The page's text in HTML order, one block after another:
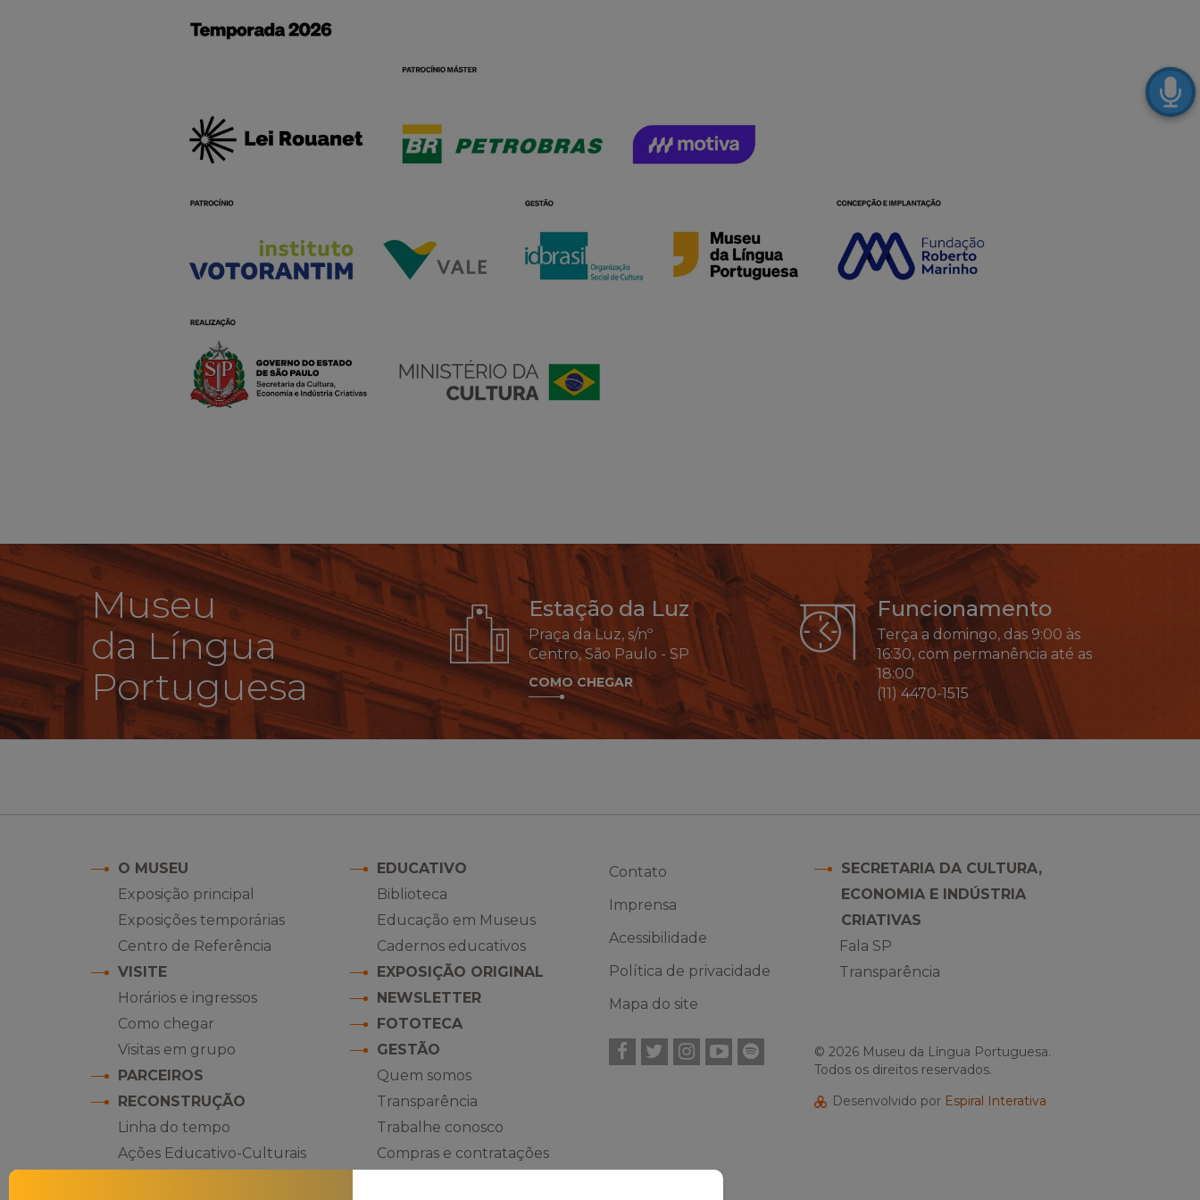
Museu
da Língua
Portuguesa
Estação da Luz
Praça da Luz, s/nº
Centro, São Paulo - SP
COMO CHEGAR
Funcionamento
Terça a domingo, das 9:00 às
16:30, com permanência até as
18:00
(11) 4470-1515
O MUSEU
Exposição principal
Exposições temporárias
Centro de Referência
VISITE
Horários e ingressos
Como chegar
Visitas em grupo
PARCEIROS
RECONSTRUÇÃO
Linha do tempo
Ações Educativo-Culturais
EDUCATIVO
Biblioteca
Educação em Museus
Cadernos educativos
EXPOSIÇÃO ORIGINAL
NEWSLETTER
FOTOTECA
GESTÃO
Quem somos
Transparência
Trabalhe conosco
Compras e contratações
Contato
Imprensa
Acessibilidade
Política de privacidade
Mapa do site
Facebook
Twitter
Instagram
YouTube
Spotify
SECRETARIA DA CULTURA,
ECONOMIA E INDÚSTRIA
CRIATIVAS
Fala SP
Transparência
© 2026 Museu da Língua Portuguesa.
Todos os direitos reservados.
Desenvolvido por Espiral Interativa